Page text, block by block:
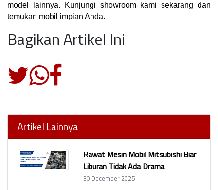
model lainnya. Kunjungi showroom kami sekarang dan
temukan mobil impian Anda.
Bagikan Artikel Ini
Artikel Lainnya
Rawat Mesin Mobil Mitsubishi Biar
Liburan Tidak Ada Drama
30 December 2025